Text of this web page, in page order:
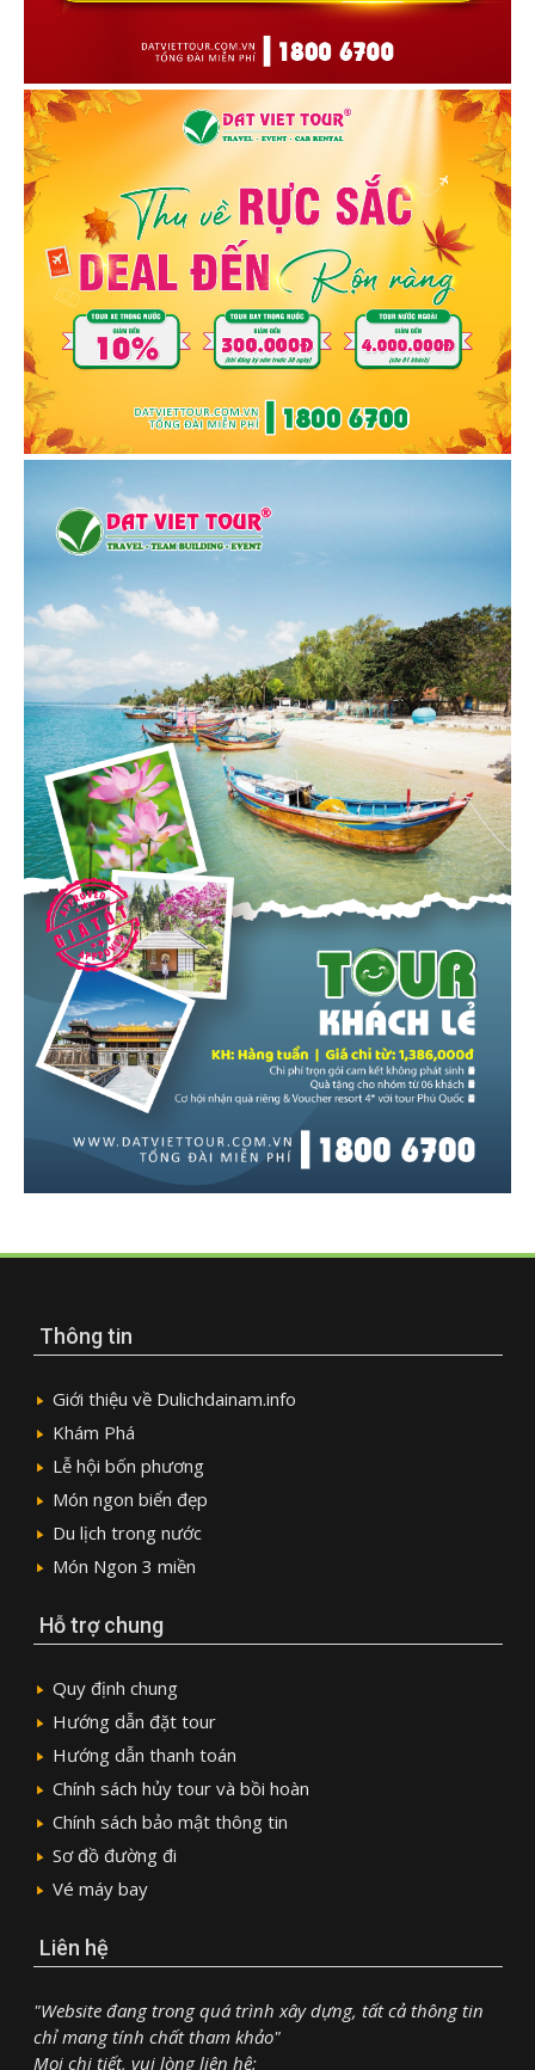
Thông tin
Giới thiệu về Dulichdainam.info
Khám Phá
Lễ hội bốn phương
Món ngon biển đẹp
Du lịch trong nước
Món Ngon 3 miền
Hỗ trợ chung
Quy định chung
Hướng dẫn đặt tour
Hướng dẫn thanh toán
Chính sách hủy tour và bồi hoàn
Chính sách bảo mật thông tin
Sơ đồ đường đi
Vé máy bay
Liên hệ
"Website đang trong quá trình xây dựng, tất cả thông tin
chỉ mang tính chất tham khảo"
Mọi chi tiết, vui lòng liên hệ: